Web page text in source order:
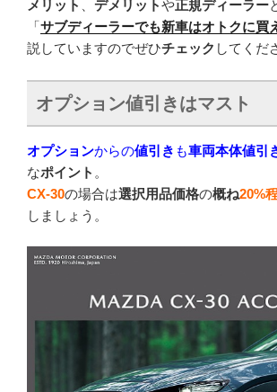
メリット 、 デメリットや正規ディーラー
「サブディーラーでも新車はオトクに買
説していますのでぜひチェック してくだ
オプション値引きはマスト
オプションからの値引き も車両本体値引
なポイント 。
CX-30の場合は選択用品価格の概ね20%
しましょう。